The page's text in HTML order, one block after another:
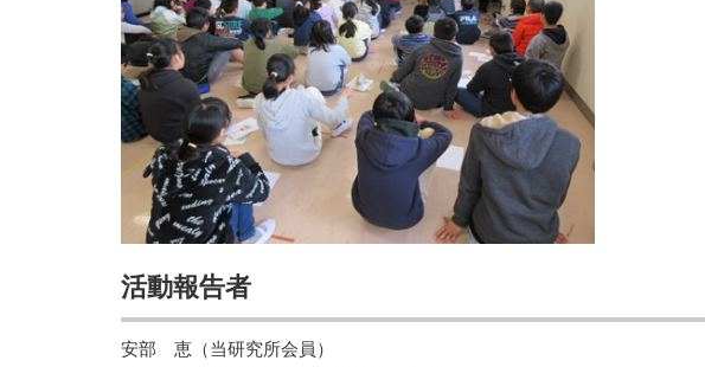
活動報告者
安部 恵（当研究所会員）